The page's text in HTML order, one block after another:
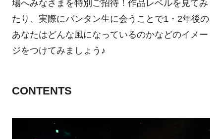
場へみなさまを特別ご招待！作品レベルを見てみ
たり、実際にバンタン生に会うことで1・2年後の
あなたはどんな風になっているのかなどのイメー
ジをつけてみましょう♪
CONTENTS